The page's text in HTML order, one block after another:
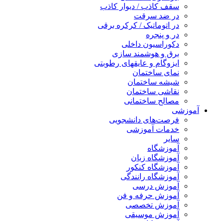
سقف کاذب / دیوار کاذب
در ضد سرقت
در اتوماتیک / کرکره برقی
در و پنجره
دکوراسیون داخلی
برق و هوشمند سازی
ایزوگام و عایقهای رطوبتی
نمای ساختمان
شیشه ساختمان
نقاشی ساختمان
مصالح ساختمانی
آموزشی
فرصت‌های دانشجویی
خدمات آموزشی
سایر
آموزشگاه
آموزشگاه زبان
آموزشگاه کنکور
آموزشگاه رانندگی
آموزش درسی
آموزش حرفه و فن
آموزش تخصصی
آموزش موسیقی